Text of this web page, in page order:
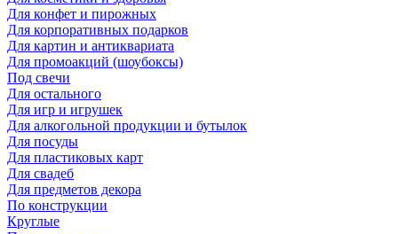
Для конфет и пирожных
Для корпоративных подарков
Для картин и антиквариата
Для промоакций (шоубоксы)
Под свечи
Для остального
Для игр и игрушек
Для алкогольной продукции и бутылок
Для посуды
Для пластиковых карт
Для свадеб
Для предметов декора
По конструкции
Круглые